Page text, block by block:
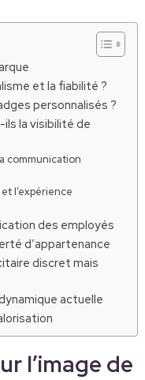
et la fiabilité ?
personnalisés ?
la visibilité de
communication
l’expérience
des employés
d’appartenance
discret mais
actuelle
l’image de